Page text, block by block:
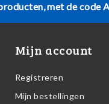
met de code
Mijn account
Registreren
Mijn bestellingen